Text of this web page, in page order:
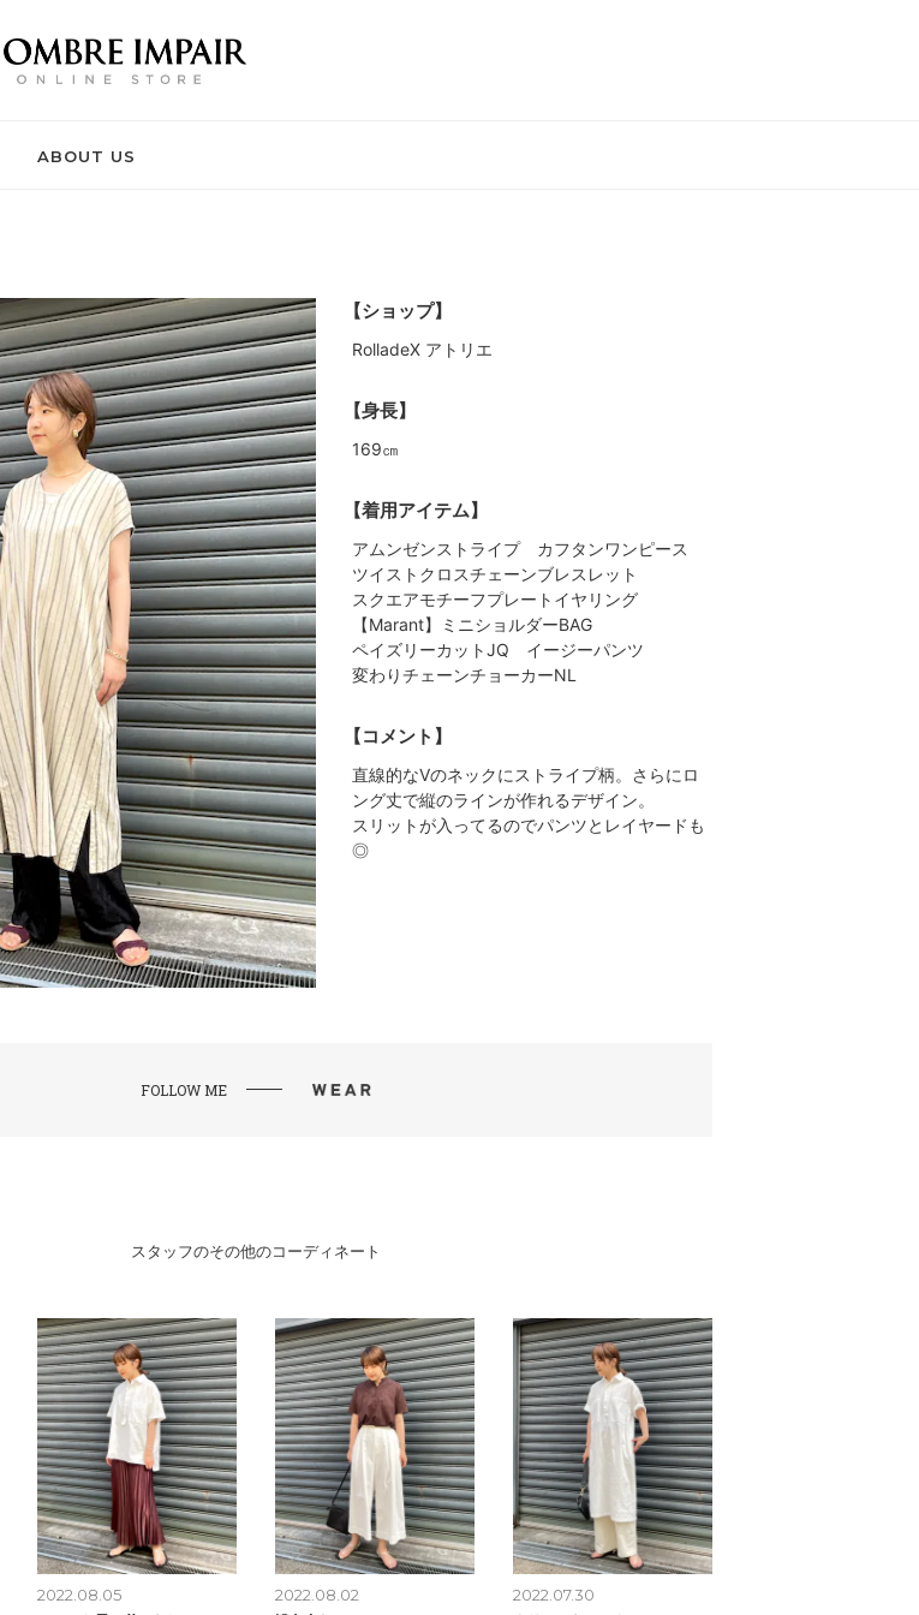
ABOUT US
【ショップ】
RolladeX アトリエ
【身長】
169㎝
【着用アイテム】
アムンゼンストライプ カフタンワンピース
ツイストクロスチェーンブレスレット
スクエアモチーフプレートイヤリング
【Marant】ミニショルダーBAG
ペイズリーカットJQ イージーパンツ
変わりチェーンチョーカーNL
【コメント】
直線的なVのネックにストライプ柄。さらにロ
ング丈で縦のラインが作れるデザイン。
スリットが入ってるのでパンツとレイヤードも
◎
FOLLOW ME
スタッフのその他のコーディネート
2022.08.05 2022.08.02 2022.07.30